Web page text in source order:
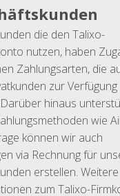
die den Talixo-
nutzen, haben
Zahlungsarten, die
zur Verfügung
hinaus
wie
können wir auch
via Rechnung für
erstellen. Weitere
zum Talixo-